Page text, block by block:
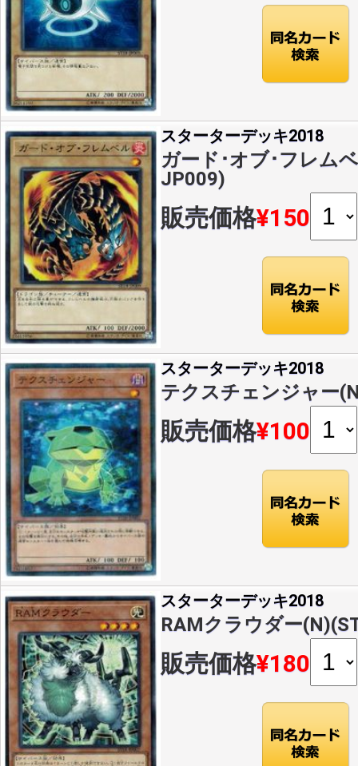
スターターデッキ2018
ガード･オブ･フレム
JP009)
販売価格¥150
スターターデッキ2018
テクスチェンジャー
販売価格¥100
スターターデッキ2018
RAMクラウダー
販売価格¥180